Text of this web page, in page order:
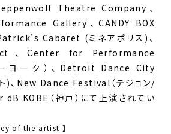
DANCE BOXとは
Theatre Company、
Gallery、CANDY BOX
Cabaret (ミネアポリス)、
、Center for Performance
ヨーク）、Detroit Dance City
)、New Dance Festival（テジョン/
KOBE（神戸）にて上演されてい
of the artist 】